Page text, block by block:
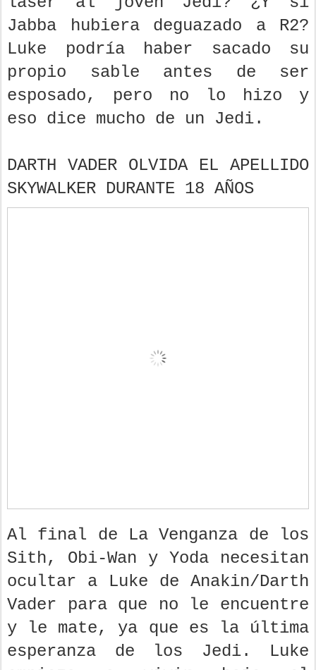
Jabba hubiera deguazado a R2?
Luke podría haber sacado su
propio sable antes de ser
esposado, pero no lo hizo y
eso dice mucho de un Jedi.
DARTH VADER OLVIDA EL APELLIDO
SKYWALKER DURANTE 18 AÑOS
Al final de La Venganza de los
Sith, Obi-Wan y Yoda necesitan
ocultar a Luke de Anakin/Darth
Vader para que no le encuentre
y le mate, ya que es la última
esperanza de los Jedi. Luke